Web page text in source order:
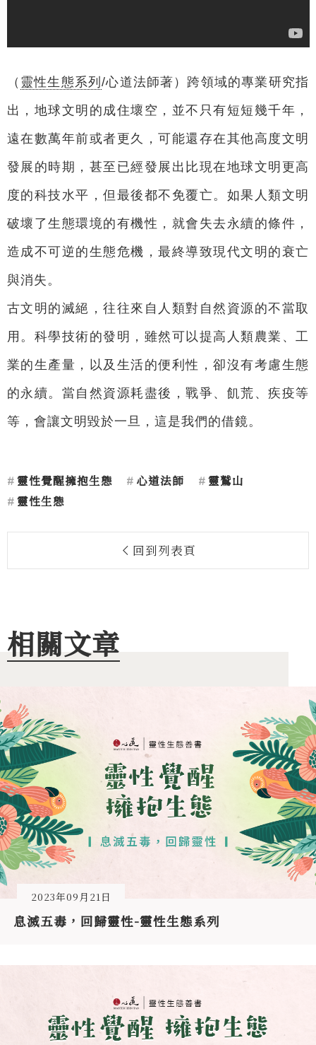
（ 靈性生態系列/心道法師著）跨領域的專業研究指
出，地球文明的成住壞空，並不只有短短幾千年，
遠在數萬年前或者更久，可能還存在其他高度文明
發展的時期，甚至已經發展出比現在地球文明更高
度的科技水平，但最後都不免覆亡。如果人類文明
破壞了生態環境的有機性，就會失去永續的條件，
造成不可逆的生態危機，最終導致現代文明的衰亡
與消失。
古文明的滅絕，往往來自人類對自然資源的不當取
用。科學技術的發明，雖然可以提高人類農業、工
業的生產量，以及生活的便利性，卻沒有考慮生態
的永續。當自然資源耗盡後，戰爭、飢荒、疾疫等
等，會讓文明毀於一旦，這是我們的借鏡。
靈性覺醒擁抱生態 心道法師
靈鷲山
靈性生態
回到列表頁
相關文章
2023年09月21日
息滅五毒，回歸靈性-靈性生態系列